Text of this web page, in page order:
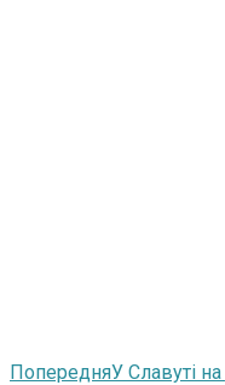
ПопередняУ Славуті